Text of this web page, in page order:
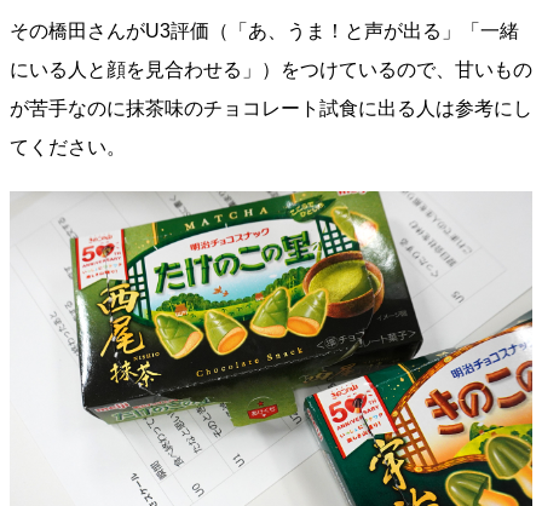
その橋田さんがU3評価（「あ、うま！と声が出る」「一緒
にいる人と顔を見合わせる」）をつけているので、甘いもの
が苦手なのに抹茶味のチョコレート試食に出る人は参考にし
てください。